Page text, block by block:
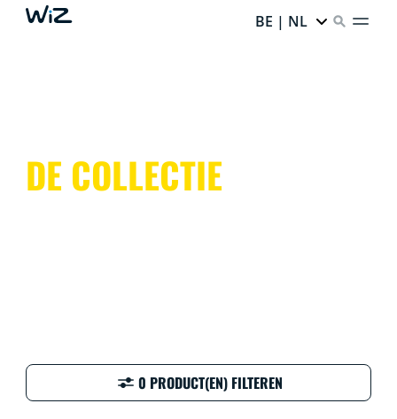
BE | NL
DE COLLECTIE
0 PRODUCT(EN) FILTEREN